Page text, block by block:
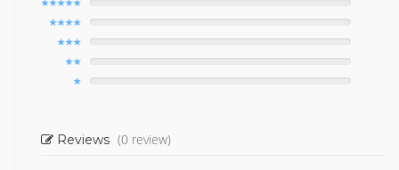
Reviews (0 review)